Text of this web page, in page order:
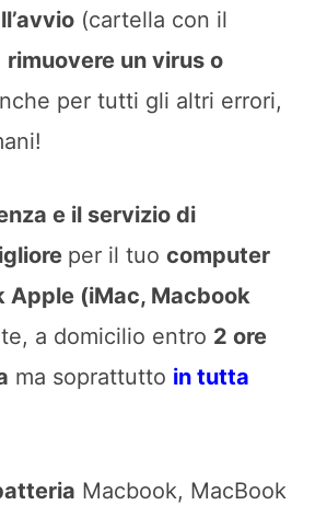
(cartella con il
rimuovere un virus o
per tutti gli altri errori,
e il servizio di
per il tuo computer
Apple (iMac, Macbook
a domicilio entro 2 ore
ma soprattutto in tutta
Macbook, MacBook